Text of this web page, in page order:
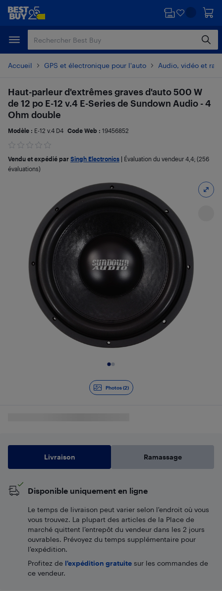
Passer
principal
Passer
Accueil GPS et électronique pour l'auto Audio, vidéo et
Photos (2)
Haut-parleur d'extrêmes graves d'auto 500 W
de 12 po E-12 v.4 E-Series de Sundown Audio - 4
Ohm double
Modèle : E-12 v.4 D4 Code Web : 19456852
Vendu et expédié par Singh Electronics Évaluation du vendeur 4,4; (256
évaluations)
Livraison Ramassage
Disponible uniquement en ligne
Le temps de livraison peut varier selon l'endroit où vous
vous trouvez. La plupart des articles de la Place de
marché quittent l’entrepôt du vendeur dans les 2 jours
ouvrables. Prévoyez du temps supplémentaire pour
l’expédition.
Profitez de l'expédition gratuite sur les commandes de
ce vendeur.